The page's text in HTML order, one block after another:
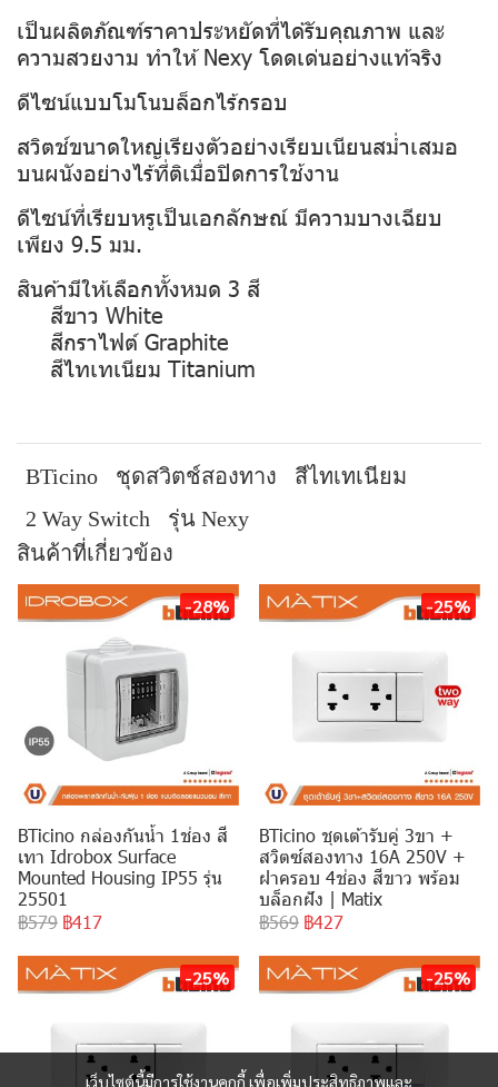
เป็นผลิตภัณฑ์ราคาประหยัดที่ได้รับคุณภาพ และ
ความสวยงาม ทำให้ Nexy โดดเด่นอย่างแท้จริง
ดีไซน์แบบโมโนบล็อกไร้กรอบ
สวิตช์ขนาดใหญ่เรียงตัวอย่างเรียบเนียนสม่ำเสมอ
บนผนังอย่างไร้ที่ติเมื่อปิดการใช้งาน
ดีไซน์ที่เรียบหรูเป็นเอกลักษณ์ มีความบางเฉียบ
เพียง 9.5 มม.
สินค้ามีให้เลือกทั้งหมด 3 สี
สีขาว White
สีกราไฟต์ Graphite
สีไทเทเนียม Titanium
BTicino ชุดสวิตช์สองทาง
สีไทเทเนียม
2 Way Switch
รุ่น Nexy
สินค้าที่เกี่ยวข้อง
-28%
BTicino กล่องกันน้ำ 1ช่อง สี
เทา Idrobox Surface
Mounted Housing IP55 รุ่น
25501
฿579 ฿417
-25%
BTicino ชุดเต้ารับคู่ 3ขา +
สวิตซ์สองทาง 16A 250V +
ฝาครอบ 4ช่อง สีขาว พร้อม
บล็อกฝัง | Matix
฿569 ฿427
-25% -25%
เว็บไซต์นี้มีการใช้งานคุกกี้ เพื่อเพิ่มประสิทธิภาพและ